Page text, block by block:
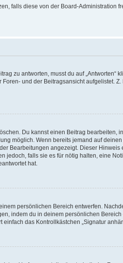
falls diese von der Board-Administration
zu antworten, musst du auf „Antworten“
und der Beitragsansicht aufgelistet. Z.
Du kannst einen Beitrag bearbeiten,
möglich. Wenn bereits jemand auf
Bearbeitungen angezeigt. Dieser
falls sie es für nötig halten, eine
hat.
persönlichen Bereich entwerfen.
indem du in deinem persönlichen
das Kontrollkästchen „Signatur